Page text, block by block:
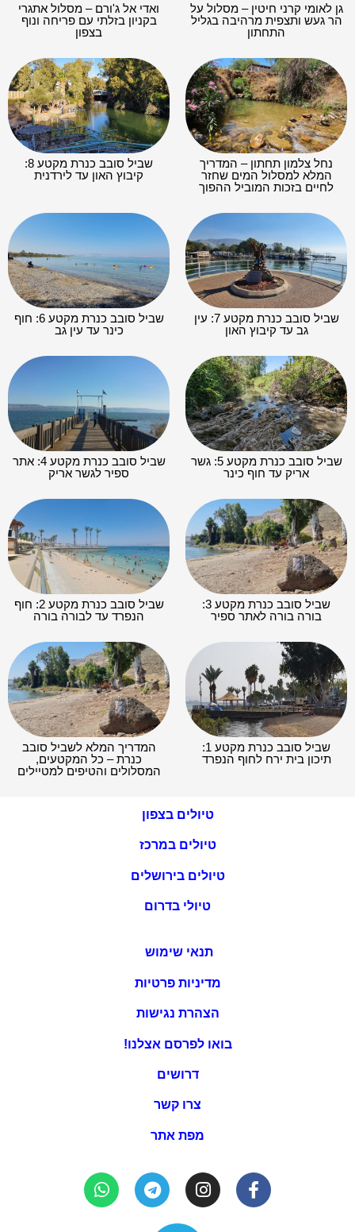
גן לאומי קרני חיטין – מסלול על
הר געש ותצפית מרהיבה בגליל
התחתון
ואדי אל ג'ורם – מסלול אתגרי
בקניון בזלתי עם פריחה ונוף
בצפון
נחל צלמון תחתון – המדריך
המלא למסלול המים שחזר
לחיים בזכות המוביל ההפוך
שביל סובב כנרת מקטע 8:
קיבוץ האון עד לירדנית
שביל סובב כנרת מקטע 7: עין
גב עד קיבוץ האון
שביל סובב כנרת מקטע 6: חוף
כינר עד עין גב
שביל סובב כנרת מקטע 5: גשר
אריק עד חוף כינר
שביל סובב כנרת מקטע 4: אתר
ספיר לגשר אריק
שביל סובב כנרת מקטע 3:
בורה בורה לאתר ספיר
שביל סובב כנרת מקטע 2: חוף
הנפרד עד לבורה בורה
שביל סובב כנרת מקטע 1:
תיכון בית ירח לחוף הנפרד
המדריך המלא לשביל סובב
כנרת – כל המקטעים,
המסלולים והטיפים למטיילים
טיולים בצפון
טיולים במרכז
טיולים בירושלים
טיולי בדרום
תנאי שימוש
מדיניות פרטיות
הצהרת נגישות
בואו לפרסם אצלנו!
דרושים
צרו קשר
מפת אתר